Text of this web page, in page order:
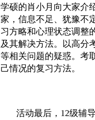
学硕的肖小月向大家介
家，信息不足、犹豫不
习方略和心理状态调整
及其解决方法。以高分
等相关问题的疑惑。考
己情况的复习方法。
活动最后，12级辅